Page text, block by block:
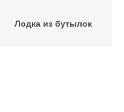
Лодка из бутылок